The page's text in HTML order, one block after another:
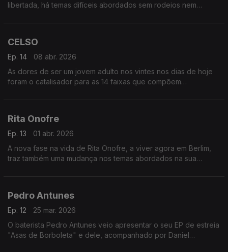
libertada, há temas difíceis abordados sem rodeios nem
CELSO
Ep. 14
08 abr. 2026
As dores de ser um jovem adulto nos vintes nos dias de hoje
foram o catalisador para as 14 faixas que compõem
Rita Onofre
Ep. 13
01 abr. 2026
A nova fase na vida de Rita Onofre, a viver agora em Berlim,
traz também uma mudança nos temas abordados na sua
Pedro Antunes
Ep. 12
25 mar. 2026
O baterista Pedro Antunes veio apresentar o seu EP de estreia
"Asas de Borboleta" e dele, acompanhado por Daniel